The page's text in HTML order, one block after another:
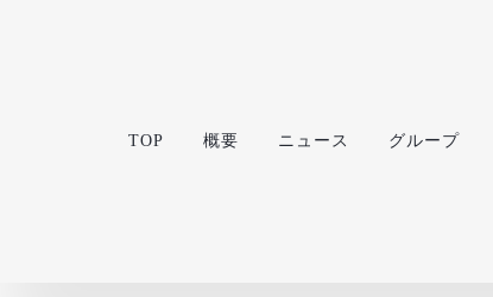
TOP 概要 ニュース グループ